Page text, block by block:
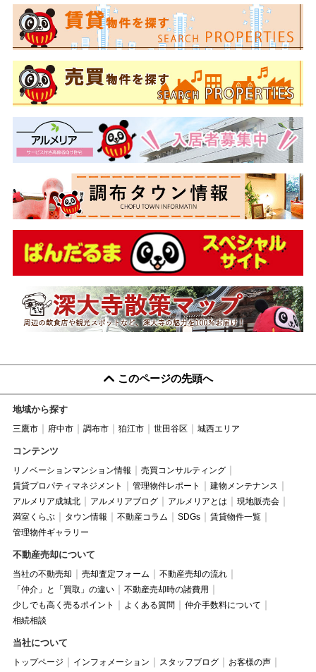
このページの先頭へ
地域から探す
三鷹市 府中市 調布市 狛江市 世田谷区 城西エリア
コンテンツ
リノベーションマンション情報
売買コンサルティング
賃貸プロパティマネジメント
管理物件レポート
建物メンテナンス
アルメリア成城北
アルメリアブログ アルメリアとは
現地販売会
満室くらぶ
タウン情報 不動産コラム SDGs
賃貸物件一覧
管理物件ギャラリー
不動産売却について
当社の不動売却 売却査定フォーム
不動産売却の流れ
「仲介」と「買取」の違い
不動産売却時の諸費用
少しでも高く売るポイント
よくある質問
仲介手数料について
相続相談
当社について
トップページ インフォメーション スタッフブログ
お客様の声